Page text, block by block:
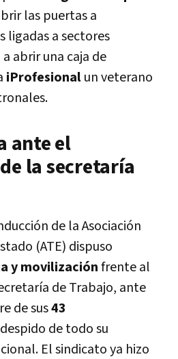
las puertas a
ligadas a sectores
abrir una caja de
iProfesionalun veterano
ante el
la secretaría
de la Asociación
(ATE) dispuso
y movilizaciónfrente al
de Trabajo, ante
de sus43
de todo su
El sindicato ya hizo